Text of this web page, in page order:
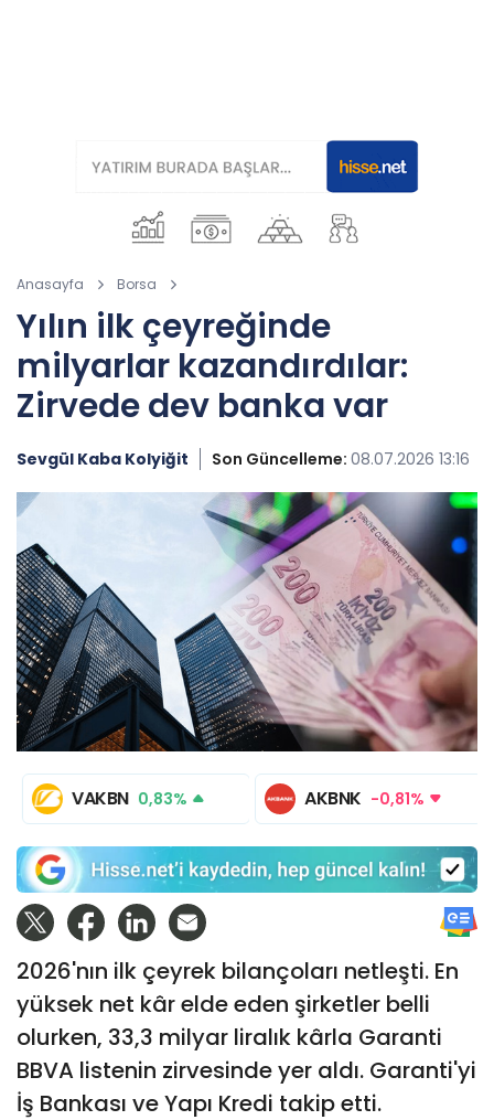
Anasayfa Borsa
Yılın ilk çeyreğinde
milyarlar kazandırdılar:
Zirvede dev banka var
Sevgül Kaba Kolyiğit Son Güncelleme: 08.07.2026 13:16
VAKBN 0,83% AKBNK -0,81%
2026'nın ilk çeyrek bilançoları netleşti. En
yüksek net kâr elde eden şirketler belli
olurken, 33,3 milyar liralık kârla Garanti
BBVA listenin zirvesinde yer aldı. Garanti'yi
İş Bankası ve Yapı Kredi takip etti.